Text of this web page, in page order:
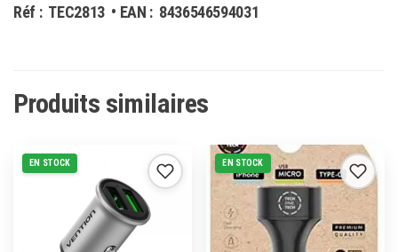
Réf : TEC2813 • EAN : 8436546594031
Produits similaires
EN STOCK EN STOCK